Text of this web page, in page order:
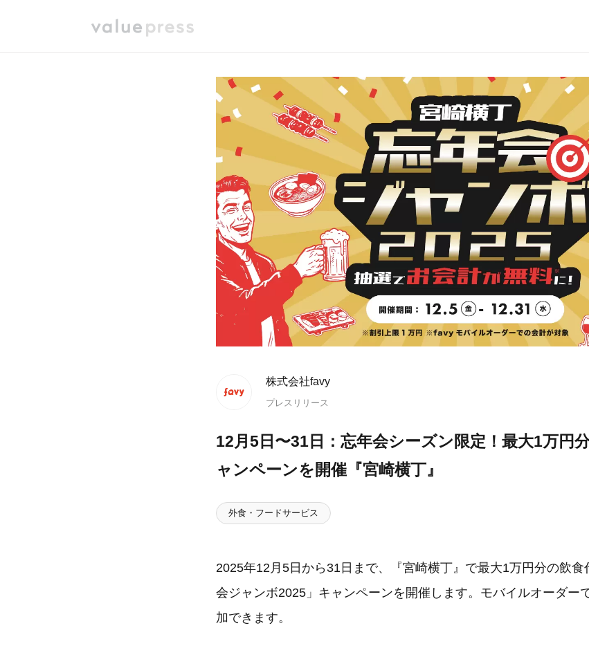
株式会社favy
プレスリリース
12月5日〜31日：忘年会シーズン限定！最大1万円
ャンペーンを開催『宮崎横丁』
外食・フードサービス
2025年12月5日から31日まで、『宮崎横丁』で最大1万円分の飲
会ジャンボ2025」キャンペーンを開催します。モバイルオーダー
加できます。